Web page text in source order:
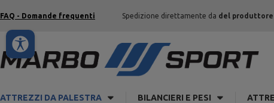
FAQ - Domande frequenti Spedizione direttamente da del produttore
ATTREZZI DA PALESTRA BILANCIERI E PESI